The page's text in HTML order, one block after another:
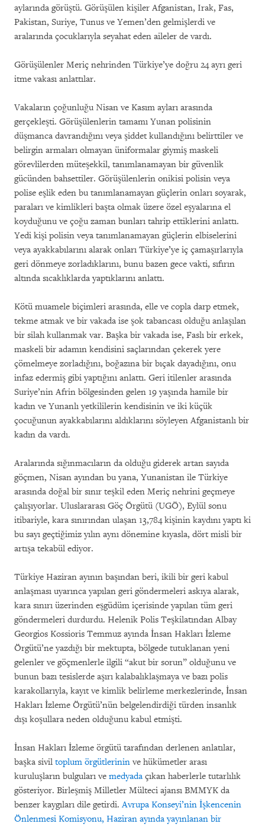
aylarında görüştü. Görüşülen kişiler Afganistan, Irak, Fas,
Pakistan, Suriye, Tunus ve Yemen’den gelmişlerdi ve
aralarında çocuklarıyla seyahat eden aileler de vardı.
Görüşülenler Meriç nehrinden Türkiye’ye doğru 24 ayrı geri
itme vakası anlattılar.
Vakaların çoğunluğu Nisan ve Kasım ayları arasında
gerçekleşti. Görüşülenlerin tamamı Yunan polisinin
düşmanca davrandığını veya şiddet kullandığını belirttiler ve
belirgin armaları olmayan üniformalar giymiş maskeli
görevlilerden müteşekkil, tanımlanamayan bir güvenlik
gücünden bahsettiler. Görüşülenlerin onikisi polisin veya
polise eşlik eden bu tanımlanamayan güçlerin onları soyarak,
paraları ve kimlikleri başta olmak üzere özel eşyalarına el
koyduğunu ve çoğu zaman bunları tahrip ettiklerini anlattı.
Yedi kişi polisin veya tanımlanamayan güçlerin elbiselerini
veya ayakkabılarını alarak onları Türkiye’ye iç çamaşırlarıyla
geri dönmeye zorladıklarını, bunu bazen gece vakti, sıfırın
altında sıcaklıklarda yaptıklarını anlattı.
Kötü muamele biçimleri arasında, elle ve copla darp etmek,
tekme atmak ve bir vakada ise şok tabancası olduğu anlaşılan
bir silah kullanmak var. Başka bir vakada ise, Faslı bir erkek,
maskeli bir adamın kendisini saçlarından çekerek yere
çömelmeye zorladığını, boğazına bir bıçak dayadığını, onu
infaz edermiş gibi yaptığını anlattı. Geri itilenler arasında
Suriye’nin Afrin bölgesinden gelen 19 yaşında hamile bir
kadın ve Yunanlı yetkililerin kendisinin ve iki küçük
çocuğunun ayakkabılarını aldıklarını söyleyen Afganistanlı bir
kadın da vardı.
Aralarında sığınmacıların da olduğu giderek artan sayıda
göçmen, Nisan ayından bu yana, Yunanistan ile Türkiye
arasında doğal bir sınır teşkil eden Meriç nehrini geçmeye
çalışıyorlar. Uluslararası Göç Örgütü (UGÖ), Eylül sonu
itibariyle, kara sınırından ulaşan 13,784 kişinin kaydını yaptı ki
bu sayı geçtiğimiz yılın aynı dönemine kıyasla, dört misli bir
artışa tekabül ediyor.
Türkiye Haziran ayının başından beri, ikili bir geri kabul
anlaşması uyarınca yapılan geri göndermeleri askıya alarak,
kara sınırı üzerinden eşgüdüm içerisinde yapılan tüm geri
göndermeleri durdurdu. Helenik Polis Teşkilatından Albay
Georgios Kossioris Temmuz ayında İnsan Hakları İzleme
Örgütü’ne yazdığı bir mektupta, bölgede tutuklanan yeni
gelenler ve göçmenlerle ilgili “akut bir sorun” olduğunu ve
bunun bazı tesislerde aşırı kalabalıklaşmaya ve bazı polis
karakollarıyla, kayıt ve kimlik belirleme merkezlerinde, İnsan
Hakları İzleme Örgütü’nün belgelendirdiği türden insanlık
dışı koşullara neden olduğunu kabul etmişti.
İnsan Hakları İzleme örgütü tarafından derlenen anlatılar,
başka sivil toplum örgütlerininve hükümetler arası
kuruluşların bulguları ve medyada çıkan haberlerle tutarlılık
gösteriyor. Birleşmiş Milletler Mülteci ajansı BMMYK da
benzer kaygıları dile getirdi.Avrupa Konseyi’nin İşkencenin
Önlenmesi Komisyonu, Haziran ayında yayınlanan bir